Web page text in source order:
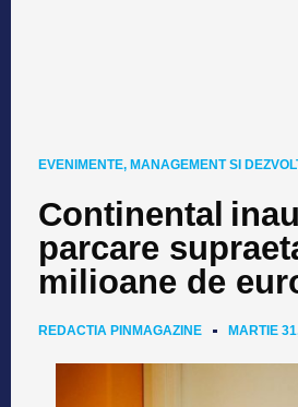
EVENIMENTE, MANAGEMENT SI
Continental
parcare
milioane de
REDACTIA PINMAGAZINE MARTIE